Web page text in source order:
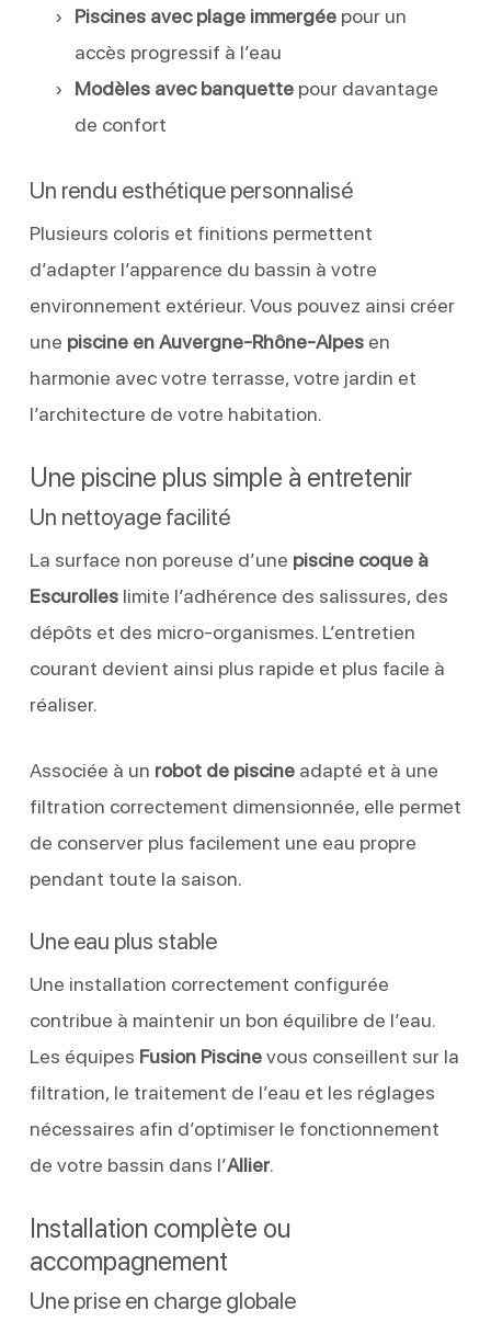
Piscines avec plage immergéepour un
accès progressif à l’eau
Modèles avec banquettepour davantage
de confort
Un rendu esthétique personnalisé
Plusieurs coloris et finitions permettent
d’adapter l’apparence du bassin à votre
environnement extérieur. Vous pouvez ainsi créer
une piscine en Auvergne-Rhône-Alpesen
harmonie avec votre terrasse, votre jardin et
l’architecture de votre habitation.
Une piscine plus simple à entretenir
Un nettoyage facilité
La surface non poreuse d’une piscine coque à
Escurolleslimite l’adhérence des salissures, des
dépôts et des micro-organismes. L’entretien
courant devient ainsi plus rapide et plus facile à
réaliser.
Associée à un robot de piscineadapté et à une
filtration correctement dimensionnée, elle permet
de conserver plus facilement une eau propre
pendant toute la saison.
Une eau plus stable
Une installation correctement configurée
contribue à maintenir un bon équilibre de l’eau.
Les équipes Fusion Piscinevous conseillent sur la
filtration, le traitement de l’eau et les réglages
nécessaires afin d’optimiser le fonctionnement
de votre bassin dans l’Allier.
Installation complète ou
accompagnement
Une prise en charge globale